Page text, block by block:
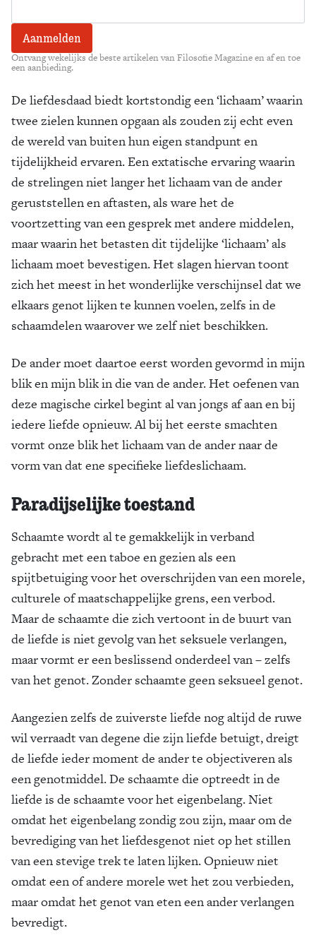
Ontvang wekelijks de beste artikelen van Filosofie Magazine en af en toe
een aanbieding.
De liefdesdaad biedt kortstondig een ‘lichaam’ waarin
twee zielen kunnen opgaan als zouden zij echt even
de wereld van buiten hun eigen standpunt en
tijdelijkheid ervaren. Een extatische ervaring waarin
de strelingen niet langer het lichaam van de ander
geruststellen en aftasten, als ware het de
voortzetting van een gesprek met andere middelen,
maar waarin het betasten dit tijdelijke ‘lichaam’ als
lichaam moet bevestigen. Het slagen hiervan toont
zich het meest in het wonderlijke verschijnsel dat we
elkaars genot lijken te kunnen voelen, zelfs in de
schaamdelen waarover we zelf niet beschikken.
De ander moet daartoe eerst worden gevormd in mijn
blik en mijn blik in die van de ander. Het oefenen van
deze magische cirkel begint al van jongs af aan en bij
iedere liefde opnieuw. Al bij het eerste smachten
vormt onze blik het lichaam van de ander naar de
vorm van dat ene specifieke liefdeslichaam.
Paradijselijke toestand
Schaamte wordt al te gemakkelijk in verband
gebracht met een taboe en gezien als een
spijtbetuiging voor het overschrijden van een morele,
culturele of maatschappelijke grens, een verbod.
Maar de schaamte die zich vertoont in de buurt van
de liefde is niet gevolg van het seksuele verlangen,
maar vormt er een beslissend onderdeel van – zelfs
van het genot. Zonder schaamte geen seksueel genot.
Aangezien zelfs de zuiverste liefde nog altijd de ruwe
wil verraadt van degene die zijn liefde betuigt, dreigt
de liefde ieder moment de ander te objectiveren als
een ­genotmiddel. De schaamte die optreedt in de
liefde is de schaamte voor het eigenbelang. Niet
omdat het eigenbelang zondig zou zijn, maar om de
bevrediging van het liefdesgenot niet op het stillen
van een stevige trek te laten lijken. Opnieuw niet
omdat een of andere morele wet het zou verbieden,
maar omdat het genot van eten een ander verlangen
bevredigt.